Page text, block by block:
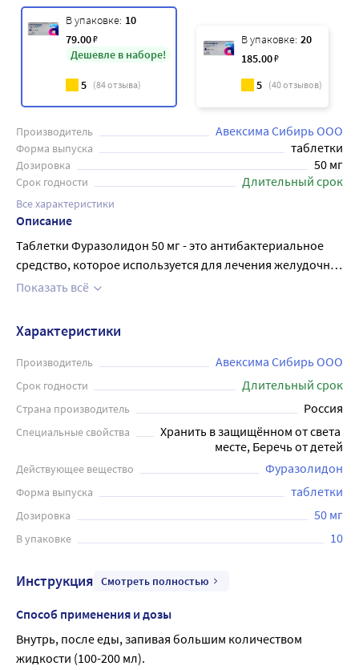
В упаковке: 10
79.00₽
Дешевле в наборе!
5 (84отзыва)
В упаковке: 20
185.00₽
5 (40отзывов)
Производитель Авексима Сибирь ООО
Форма выпуска таблетки
Дозировка 50 мг
Срок годности Длительный срок
Все характеристики
Описание
Таблетки Фуразолидон 50 мг - это антибактериальное
средство, которое используется для лечения желудочно-
кишечных инфекций, вызванных бактериями или
Препарат оказывает бактерицидное действие, блокируя
жизненно важные функции микроорганизмов. Он
эффективен при диарее, дизентерии, пищевых
токсикоинфекциях, лямблиозе и других инфекциях.
вида заболевания и консультации врача. Перед
использованием необходимо обязательно ознакомиться
Показать всё
Характеристики
Производитель Авексима Сибирь ООО
Срок годности Длительный срок
Страна производитель Россия
Специальные свойства
Хранить в защищённом от света
месте, Беречь от детей
Действующее вещество Фуразолидон
Форма выпуска таблетки
Дозировка 50 мг
В упаковке 10
Инструкция Смотреть полностью
Способ применения и дозы
Внутрь, после еды, запивая большим количеством
жидкости (100-200 мл).